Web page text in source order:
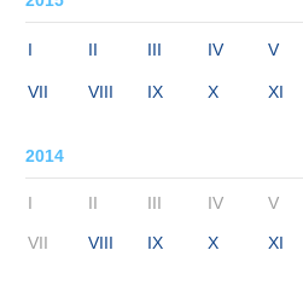
I II III IV V
VII VIII IX X XI
2014
I II III IV V
VII VIII IX X XI